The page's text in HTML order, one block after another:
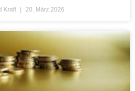
Kraft 20. März 2026